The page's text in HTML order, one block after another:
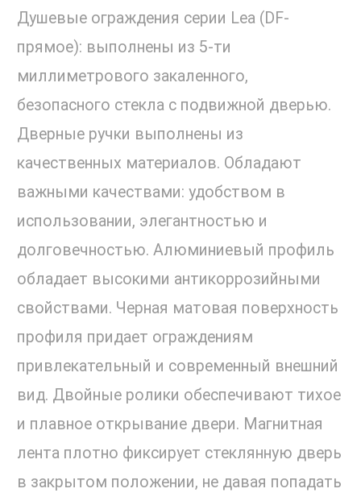
Душевые ограждения серии Lea (DF-
прямое): выполнены из 5-ти
миллиметрового закаленного,
безопасного стекла с подвижной дверью.
Дверные ручки выполнены из
качественных материалов. Обладают
важными качествами: удобством в
использовании, элегантностью и
долговечностью. Алюминиевый профиль
обладает высокими антикоррозийными
свойствами. Черная матовая поверхность
профиля придает ограждениям
привлекательный и современный внешний
вид. Двойные ролики обеспечивают тихое
и плавное открывание двери. Магнитная
лента плотно фиксирует стеклянную дверь
в закрытом положении, не давая попадать